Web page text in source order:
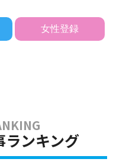
女性登録
ランキング